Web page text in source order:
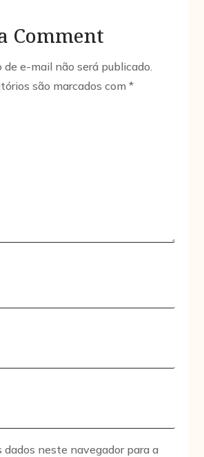
Comment
de e-mail não será publicado.
são marcados com*
dados neste navegador para a